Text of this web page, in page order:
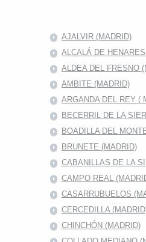
AJALVIR (MADRID)
ALCALÁ DE
ALDEA DEL FRESNO
AMBITE (MADRID)
ARGANDA DEL REY (
BECERRIL DE LA
BOADILLA DEL
BRUNETE (MADRID)
CABANILLAS DE LA
CAMPO REAL
CASARRUBUELOS
CERCEDILLA
CHINCHÓN (MADRID)